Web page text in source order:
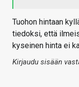
Tuohon hintaan
tiedoksi, että
kyseinen hinta ei
Kirjaudu sisään